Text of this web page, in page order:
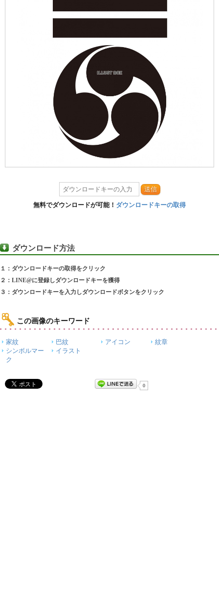
送信
無料でダウンロードが可能！ ダウンロードキーの取得
ダウンロード方法
１：ダウンロードキーの取得をクリック
２：LINE@に登録しダウンロードキーを獲得
３：ダウンロードキーを入力しダウンロードボタンをクリック
この画像のキーワード
家紋 巴紋 アイコン
紋章
シンボルマー
ク
イラスト
0